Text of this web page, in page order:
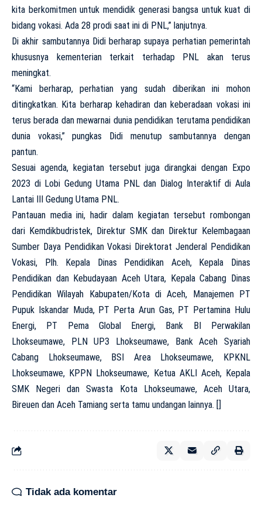
kita berkomitmen untuk mendidik generasi bangsa untuk kuat di
bidang vokasi. Ada 28 prodi saat ini di PNL,” lanjutnya.
Di akhir sambutannya Didi berharap supaya perhatian pemerintah
khususnya kementerian terkait terhadap PNL akan terus
meningkat.
“Kami berharap, perhatian yang sudah diberikan ini mohon
ditingkatkan. Kita berharap kehadiran dan keberadaan vokasi ini
terus berada dan mewarnai dunia pendidikan terutama pendidikan
dunia vokasi,” pungkas Didi menutup sambutannya dengan
pantun.
Sesuai agenda, kegiatan tersebut juga dirangkai dengan Expo
2023 di Lobi Gedung Utama PNL dan Dialog Interaktif di Aula
Lantai III Gedung Utama PNL.
Pantauan media ini, hadir dalam kegiatan tersebut rombongan
dari Kemdikbudristek, Direktur SMK dan Direktur Kelembagaan
Sumber Daya Pendidikan Vokasi Direktorat Jenderal Pendidikan
Vokasi, Plh. Kepala Dinas Pendidikan Aceh, Kepala Dinas
Pendidikan dan Kebudayaan Aceh Utara, Kepala Cabang Dinas
Pendidikan Wilayah Kabupaten/Kota di Aceh, Manajemen PT
Pupuk Iskandar Muda, PT Perta Arun Gas, PT Pertamina Hulu
Energi, PT Pema Global Energi, Bank BI Perwakilan
Lhokseumawe, PLN UP3 Lhokseumawe, Bank Aceh Syariah
Cabang Lhokseumawe, BSI Area Lhokseumawe, KPKNL
Lhokseumawe, KPPN Lhokseumawe, Ketua AKLI Aceh, Kepala
SMK Negeri dan Swasta Kota Lhokseumawe, Aceh Utara,
Bireuen dan Aceh Tamiang serta tamu undangan lainnya. []
Tidak ada komentar